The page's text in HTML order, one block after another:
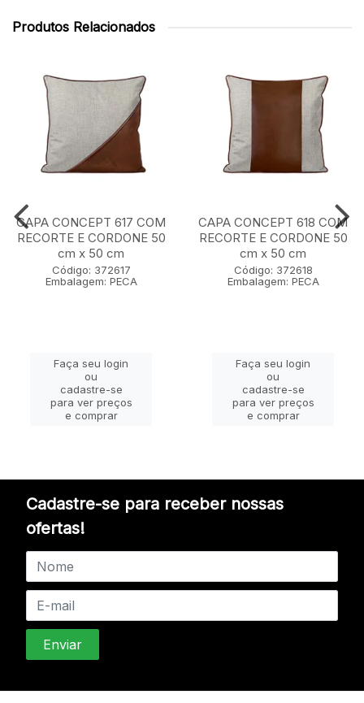
Produtos Relacionados
CAPA CONCEPT 617 COM
RECORTE E CORDONE 50
cm x 50 cm
Código: 372617
Embalagem: PECA
Faça seu login
ou
cadastre-se
para ver preços
e comprar
CAPA CONCEPT 618 COM
RECORTE E CORDONE 50
cm x 50 cm
Código: 372618
Embalagem: PECA
Faça seu login
ou
cadastre-se
para ver preços
e comprar
Cadastre-se para receber nossas
ofertas!